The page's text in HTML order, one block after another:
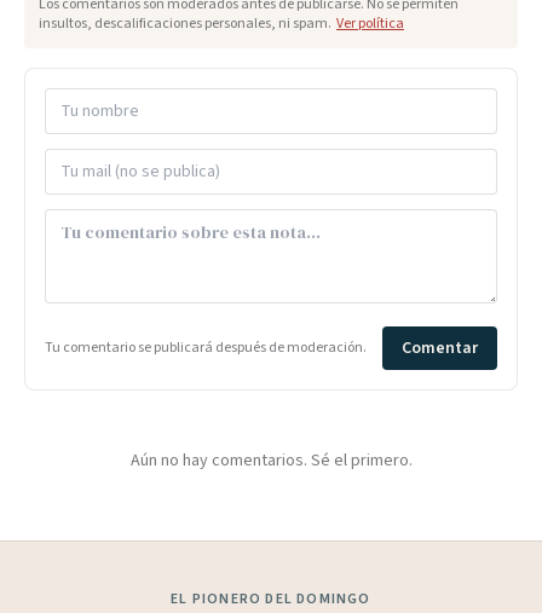
Los comentarios son moderados antes de publicarse. No se permiten
insultos, descalificaciones personales, ni spam. Ver política
Tu comentario se publicará después de moderación. Comentar
Aún no hay comentarios. Sé el primero.
EL PIONERO DEL DOMINGO